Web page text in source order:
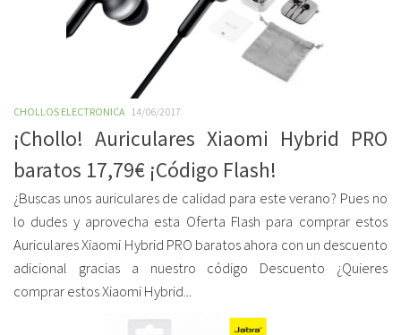
CHOLLOS ELECTRONICA 14/06/2017
¡Chollo! Auriculares Xiaomi Hybrid PRO
baratos 17,79€ ¡Código Flash!
¿Buscas unos auriculares de calidad para este verano? Pues no
lo dudes y aprovecha esta Oferta Flash para comprar estos
Auriculares Xiaomi Hybrid PRO baratos ahora con un descuento
adicional gracias a nuestro código Descuento ¿Quieres
comprar estos Xiaomi Hybrid...